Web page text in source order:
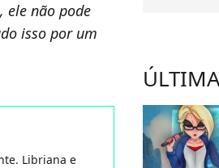
ele não pode
isso por um
Libriana e